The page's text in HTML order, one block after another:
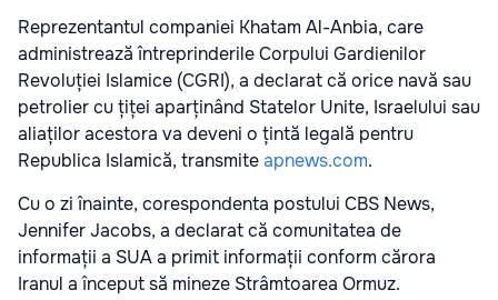
Reprezentantul companiei Khatam Al-Anbia, care
administrează întreprinderile Corpului Gardienilor
Revoluției Islamice (CGRI), a declarat că orice navă sau
petrolier cu țiței aparținând Statelor Unite, Israelului sau
aliaților acestora va deveni o țintă legală pentru
Republica Islamică, transmiteapnews.com.
Cu o zi înainte, corespondenta postului CBS News,
Jennifer Jacobs, a declaratcă comunitatea de
informații a SUA a primit informații conform cărora
Iranul a început să mineze Strâmtoarea Ormuz.